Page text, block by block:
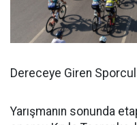
Dereceye Giren
Yarışmanın sonunda